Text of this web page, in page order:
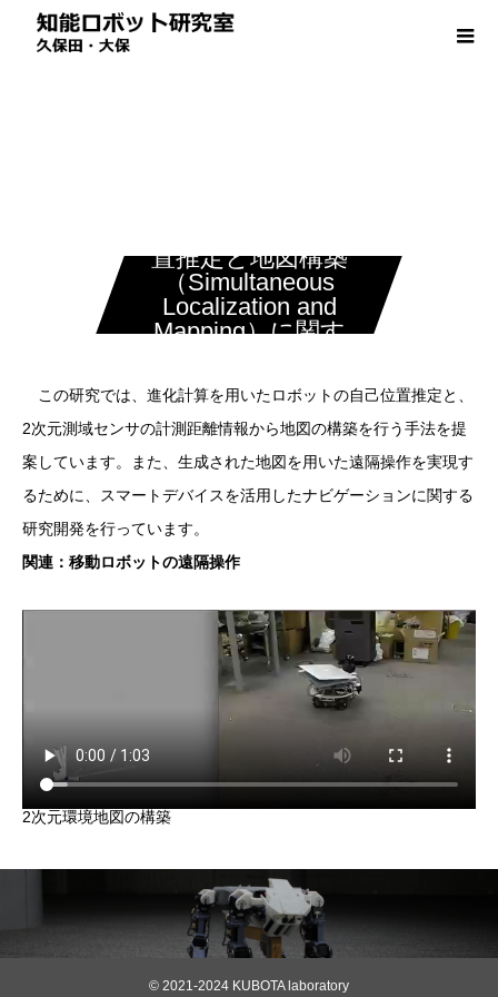
置推定と地図構築
（Simultaneous
Localization and
Mapping）に関す
この研究では、進化計算を用いたロボットの自己位置推定と、
2次元測域センサの計測距離情報から地図の構築を行う手法を提
案しています。また、生成された地図を用いた遠隔操作を実現す
るために、スマートデバイスを活用したナビゲーションに関する
研究開発を行っています。
関連：移動ロボットの遠隔操作
2次元環境地図の構築
© 2021-2024 KUBOTA laboratory